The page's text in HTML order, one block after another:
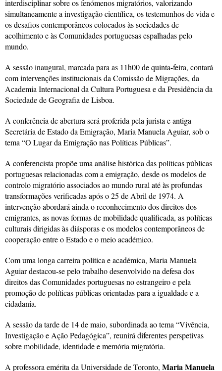
interdisciplinar sobre os fenómenos migratórios, valorizando
simultaneamente a investigação científica, os testemunhos de vida e
os desafios contemporâneos colocados às sociedades de
acolhimento e às Comunidades portuguesas espalhadas pelo
mundo.
A sessão inaugural, marcada para as 11h00 de quinta-feira, contará
com intervenções institucionais da Comissão de Migrações, da
Academia Internacional da Cultura Portuguesa e da Presidência da
Sociedade de Geografia de Lisboa.
A conferência de abertura será proferida pela jurista e antiga
Secretária de Estado da Emigração, Maria Manuela Aguiar, sob o
tema “O Lugar da Emigração nas Políticas Públicas”.
A conferencista propõe uma análise histórica das políticas públicas
portuguesas relacionadas com a emigração, desde os modelos de
controlo migratório associados ao mundo rural até às profundas
transformações verificadas após o 25 de Abril de 1974. A
intervenção abordará ainda o reconhecimento dos direitos dos
emigrantes, as novas formas de mobilidade qualificada, as políticas
culturais dirigidas às diásporas e os modelos contemporâneos de
cooperação entre o Estado e o meio académico.
Com uma longa carreira política e académica, Maria Manuela
Aguiar destacou-se pelo trabalho desenvolvido na defesa dos
direitos das Comunidades portuguesas no estrangeiro e pela
promoção de políticas públicas orientadas para a igualdade e a
cidadania.
A sessão da tarde de 14 de maio, subordinada ao tema “Vivência,
Investigação e Ação Pedagógica”, reunirá diferentes perspetivas
sobre mobilidade, identidade e memória migratória.
A professora emérita da Universidade de Toronto, Maria Manuela